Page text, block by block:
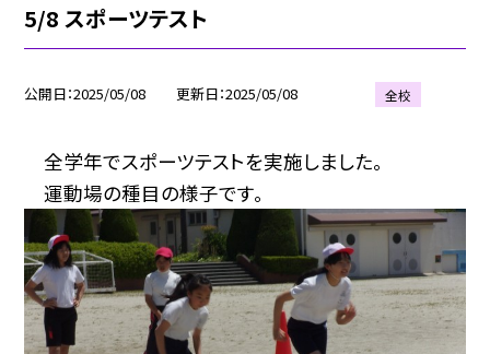
5/8 スポーツテスト
公開日 2025/05/08 更新日 2025/05/08 全校
全学年でスポーツテストを実施しました。
運動場の種目の様子です。